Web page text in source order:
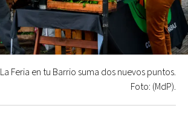
La Feria en tu Barrio suma dos nuevos puntos.
Foto: (MdP).